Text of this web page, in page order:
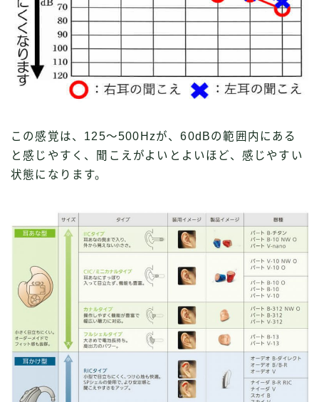
この感覚は、125〜500Hzが、60dBの範囲内にある
と感じやすく、聞こえがよいとよいほど、感じやすい
状態になります。